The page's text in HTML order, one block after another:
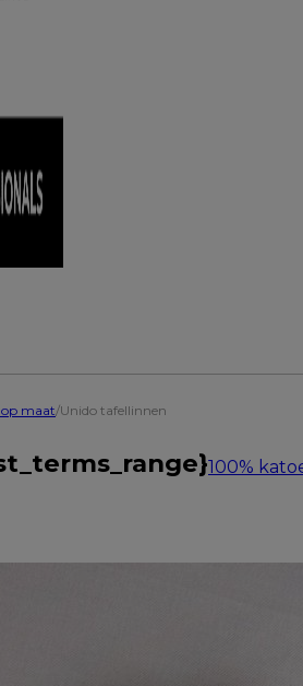
maat/Unido tafellinnen
100%